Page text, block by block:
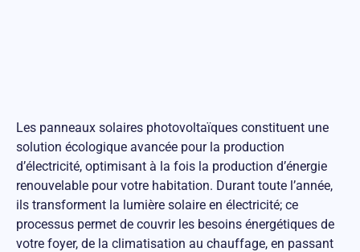
Les panneaux solaires photovoltaïques constituent une
solution écologique avancée pour la production
d’électricité, optimisant à la fois la production d’énergie
renouvelable pour votre habitation. Durant toute l’année,
ils transforment la lumière solaire en électricité; ce
processus permet de couvrir les besoins énergétiques de
votre foyer, de la climatisation au chauffage, en passant